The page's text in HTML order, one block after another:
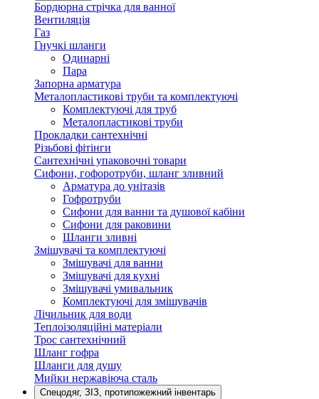
Бордюрна стрічка для ванної
Вентиляція
Газ
Гнучкі шланги
Одинарні
Пара
Запорна арматура
Металопластикові труби та комплектуючі
Комплектуючі для труб
Металопластикові труби
Прокладки сантехнічні
Різьбові фітінги
Сантехнічні упаковочні товари
Сифони, гофоротруби, шланг зливний
Арматура до унітазів
Гофротруби
Сифони для ванни та душової кабіни
Сифони для раковини
Шланги зливні
Змішувачі та комплектуючі
Змішувачі для ванни
Змішувачі для кухні
Змішувачі умивальник
Комплектуючі для змішувачів
Лічильник для води
Теплоізоляційні матеріали
Трос сантехнічний
Шланг гофра
Шланги для душу
Мийки нержавіюча сталь
Спецодяг, ЗІЗ, протипожежний інвентарь